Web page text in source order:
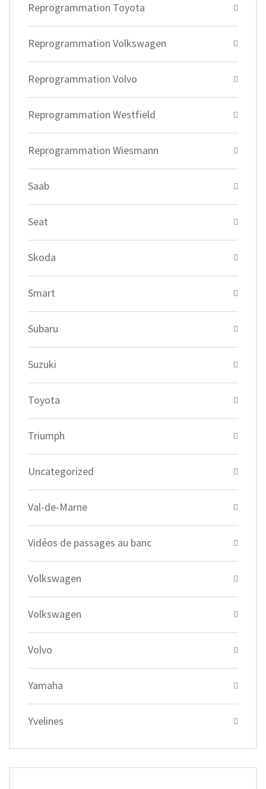
Reprogrammation Toyota
Reprogrammation Volkswagen
Reprogrammation Volvo
Reprogrammation Westfield
Reprogrammation Wiesmann
Saab
Seat
Skoda
Smart
Subaru
Suzuki
Toyota
Triumph
Uncategorized
Val-de-Marne
Vidéos de passages au banc
Volkswagen
Volkswagen
Volvo
Yamaha
Yvelines